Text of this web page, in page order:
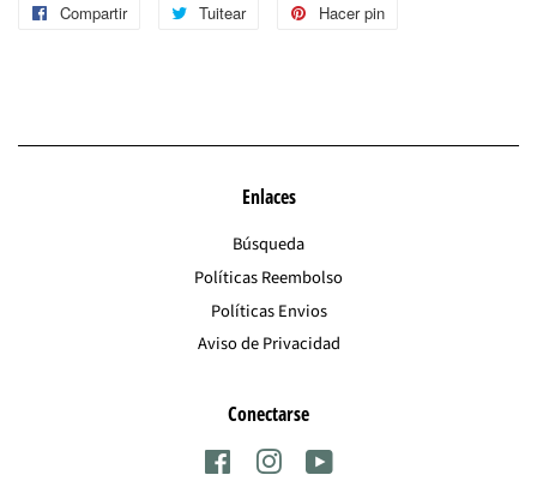
Compartir
CompartirTuitear
Tuitear
Hacer pin
Enlaces
Búsqueda
Políticas Reembolso
Políticas Envios
Aviso de Privacidad
Conectarse
FacebookInstagram